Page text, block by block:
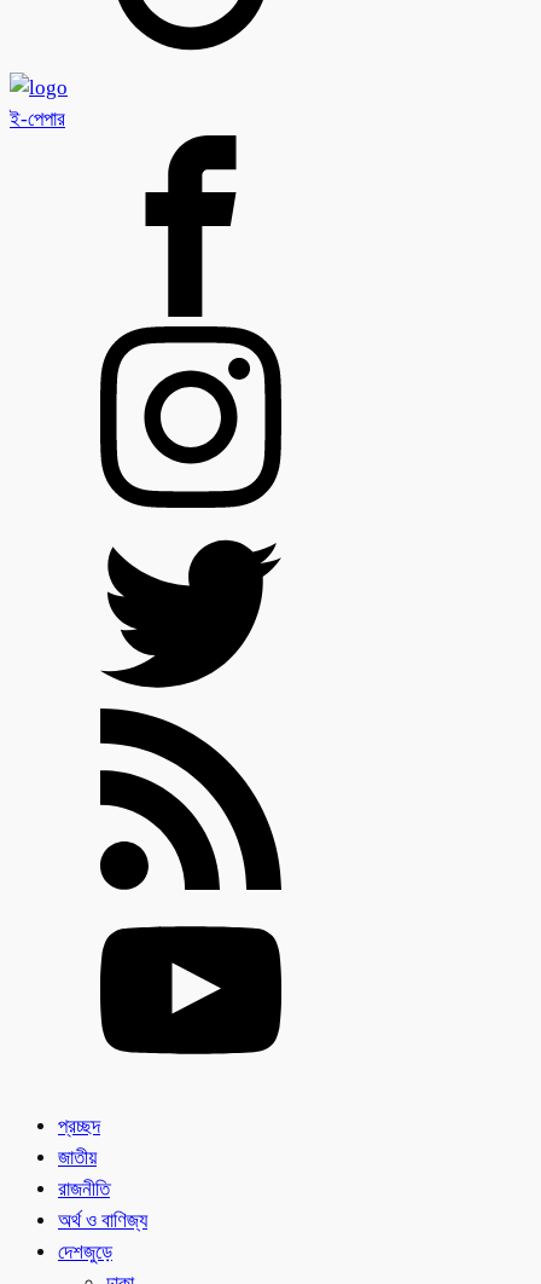
ই-পেপার
প্রচ্ছদ
জাতীয়
রাজনীতি
অর্থ ও বাণিজ্য
দেশজুড়ে